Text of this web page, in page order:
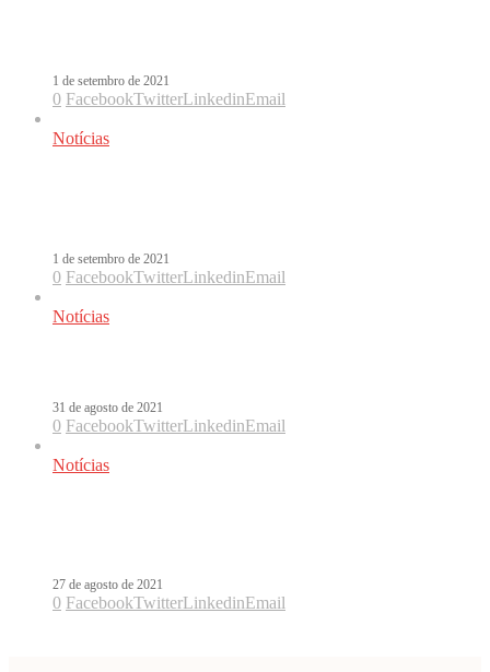
1 de setembro de 2021
0 FacebookTwitterLinkedinEmail
Notícias
1 de setembro de 2021
0 FacebookTwitterLinkedinEmail
Notícias
31 de agosto de 2021
0 FacebookTwitterLinkedinEmail
Notícias
27 de agosto de 2021
0 FacebookTwitterLinkedinEmail